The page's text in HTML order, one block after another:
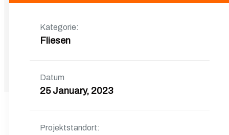
Kategorie:
Fliesen
Datum
25 January, 2023
Projektstandort:
Parket